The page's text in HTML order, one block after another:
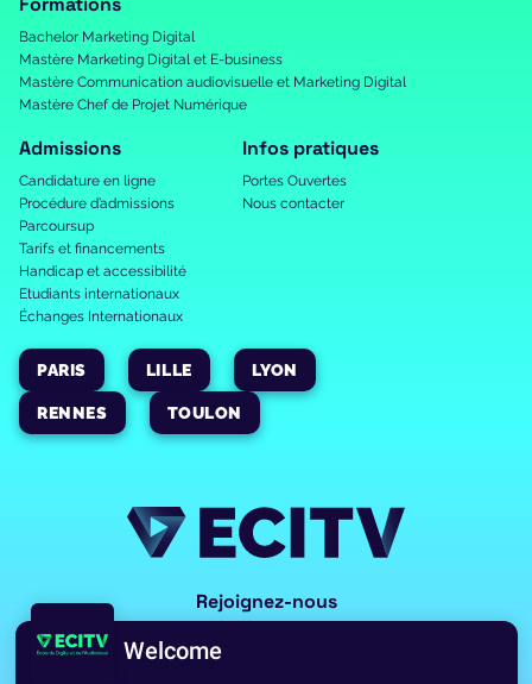
Bachelor Marketing Digital
Mastère Marketing Digital et E-business
Mastère Communication audiovisuelle et Marketing Digital
Mastère Chef de Projet Numérique
Admissions
Candidature en ligne
Procédure d’admissions
Parcoursup
Tarifs et financements
Handicap et accessibilité
Etudiants internationaux
Échanges Internationaux
Infos pratiques
Portes Ouvertes
Nous contacter
PARIS LILLE LYON
RENNES TOULON
Rejoignez-nous
Welcome